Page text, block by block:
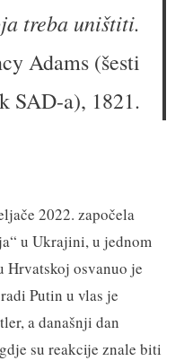
treba uništiti.
Adams (šesti
SAD-a), 1821.
2022. započela
u Ukrajini, u jednom
osvanuo je
Putin u vlas je
a današnji dan
su reakcije znale biti